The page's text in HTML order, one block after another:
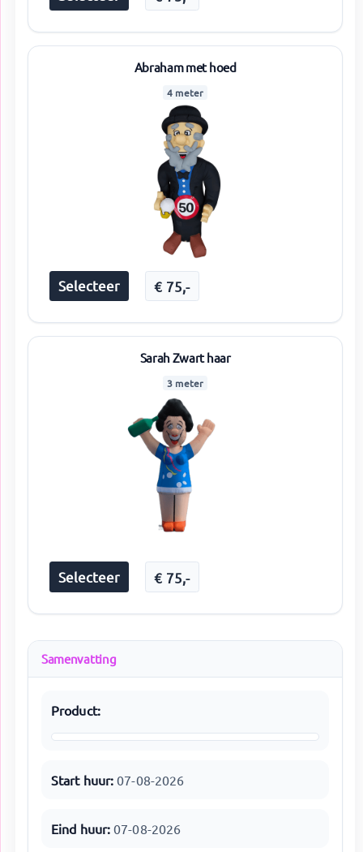
Abraham met hoed
4 meter
Selecteer € 75,-
Sarah Zwart haar
3 meter
Selecteer € 75,-
Samenvatting
Product:
Start huur: 07-08-2026
Eind huur: 07-08-2026